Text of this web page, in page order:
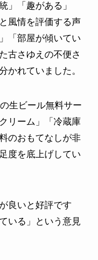
」「趣がある」
風情を評価する声
「部屋が傾いてい
古さゆえの不便さ
かれていました。
生ビール無料サー
リーム」「冷蔵庫
のおもてなしが非
度を底上げしてい
良いと好評です
いる」という意見